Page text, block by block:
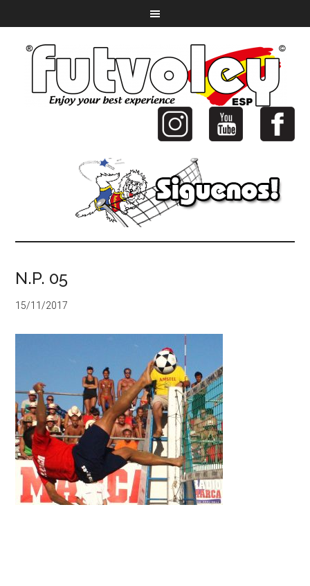
N.P. 05
15/11/2017